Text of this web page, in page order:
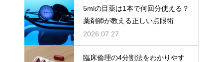
5mlの目薬は1本で何回分使える？
薬剤師が教える正しい点眼術
2026.07.27
臨床倫理の4分割法をわかりやす